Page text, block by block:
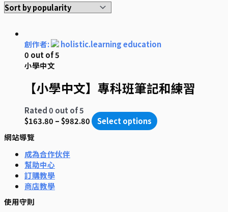
創作者:
holistic.learning education
0 out of 5
小學中文
【小學中文】專科班筆記和練習
Rated0 out of 5
$163.80 –$982.80
Select options
網站導覽
成為合作伙伴
幫助中心
訂購教學
商店教學
使用守則